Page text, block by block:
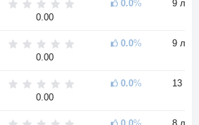
0.00
0.0% 9 лет
0.00
0.0% 9 лет
0.00
0.0% 13 лет
0.0% 8 лет